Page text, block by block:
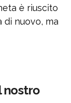
è riuscito
di nuovo, ma
nostro